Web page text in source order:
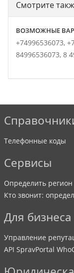
Смотрите
ВОЗМОЖНЫЕ
+74996536073,
84996536073, 8
Телефонные коды
Сервисы
Определить
Кто звонит:
Для бизнеса
Управление
API SpravPortal